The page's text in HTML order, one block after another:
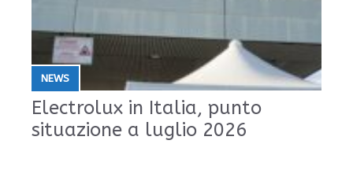
NEWS
Electrolux in Italia, punto
situazione a luglio 2026